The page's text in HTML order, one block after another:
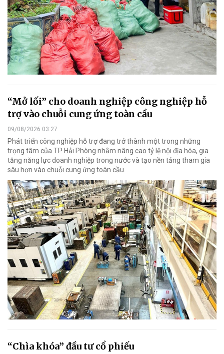
“Mở lối” cho doanh nghiệp công nghiệp hỗ
trợ vào chuỗi cung ứng toàn cầu
09/08/2026 03:27
Phát triển công nghiệp hỗ trợ đang trở thành một trong những
trọng tâm của TP Hải Phòng nhằm nâng cao tỷ lệ nội địa hóa, gia
tăng năng lực doanh nghiệp trong nước và tạo nền tảng tham gia
sâu hơn vào chuỗi cung ứng toàn cầu.
“Chìa khóa” đầu tư cổ phiếu